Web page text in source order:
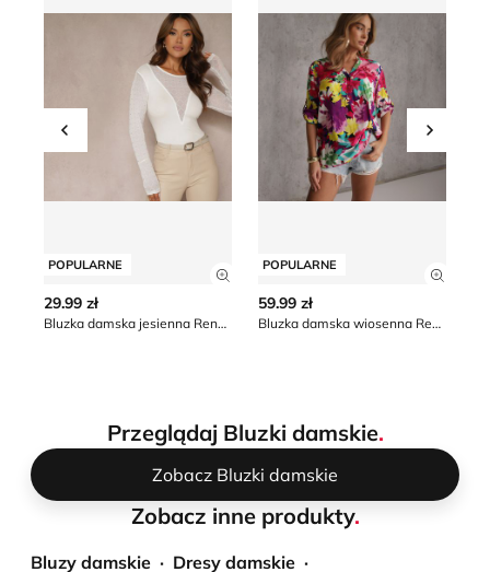
Przesuń w lewo
POPULARNE
Zobacz szczegóły produktu
29.99 zł
Bluzka damska jesienna Renee
POPULARNE
59.99 zł
Bluzka damska wiosenna Renee
Przeglądaj Bluzki damskie.
Zobacz Bluzki damskie
Zobacz inne produkty.
Bluzy damskie
Dresy damskie